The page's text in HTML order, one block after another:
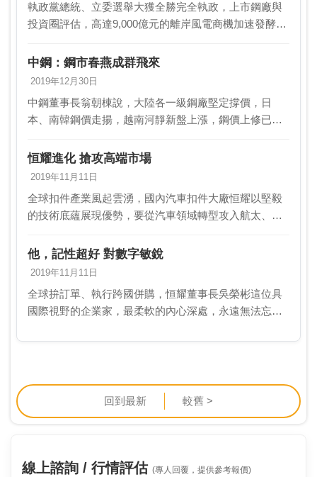
執政黨總統、立委選舉大獲全勝完全執政，上市鋼廠與
投資圈評估，高達9,000億元的離岸風電商機加速發酵，
惠。法人分析，中鋼在離岸風電扮演重要角色，除…
中鋼：鋼市春燕成群飛來
2019年12月30日
中鋼董事長翁朝棟說，大陸各一級鋼廠堅定撐價，日
本、南韓鋼價走揚，越南河靜新盤上漲，鋼價上修已經
成群結隊飛來了」，預期將醞釀鋼鐵股吹起攻擊號角。
法人選股…
恒耀進化 搶攻高端市場
2019年11月11日
全球扣件產業風起雲湧，國內汽車扣件大廠恒耀以堅毅
的技術底蘊展現優勢，要從汽車領域轉型攻入航太、風
事長吳榮彬說，日前德國廠接到特殊扣件訂單，技術能
量高、…
他，記性超好 對數字敏銳
2019年11月11日
全球拚訂單、執行跨國併購，恒耀董事長吳榮彬這位具
國際視野的企業家，最柔軟的內心深處，永遠無法忘懷
食品，開設鳳梨酥工廠，即便長年都無法獲利也在所不
回到最新 較舊 >
線上諮詢 / 行情評估 (專人回覆，提供參考報價)